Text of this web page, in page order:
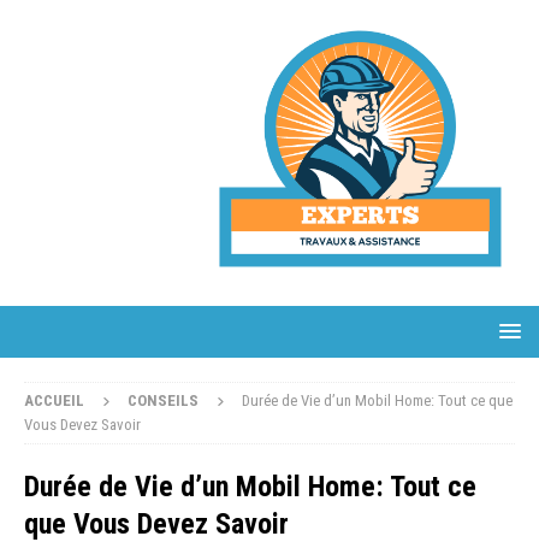
ACCUEIL CONSEILS
Durée de Vie d’un Mobil Home: Tout ce que
Vous Devez Savoir
Durée de Vie d’un Mobil Home: Tout ce
que Vous Devez Savoir